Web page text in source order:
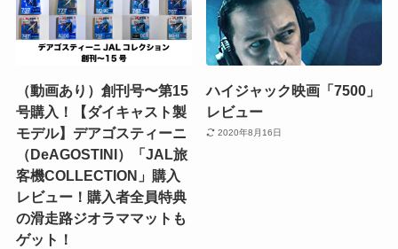
（動画あり）創刊号〜第15
号購入！【ダイキャスト製
モデル】デアゴスティーニ
（DeAGOSTINI）「JAL旅
客機COLLECTION」購入
レビュー！購入者全員特典
の滑走路ジオラママットも
ゲット！
ハイジャック映画「7500」
レビュー
2020年8月16日